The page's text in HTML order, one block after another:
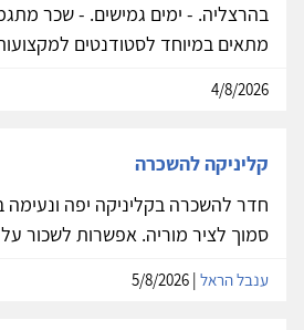
בהרצליה. - ימים גמישים. - שכר
מתאים במיוחד לסטודנטים
4/8/2026
קליניקה להשכרה
חדר להשכרה בקליניקה יפה
סמוך לציר מוריה. אפשרות לשכור על
ענבל הראל